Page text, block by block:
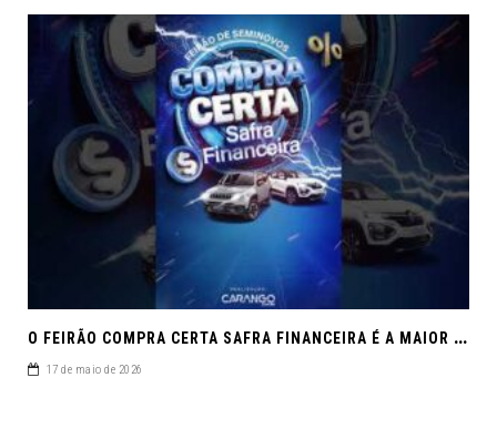
O
FEIRÃO COMPRA CERTA SAFRA FINANCEIRA É A MAIOR REUNIÃO DE SEMINOVOS DE MACEIÓ EM 2026.
17 de maio de 2026